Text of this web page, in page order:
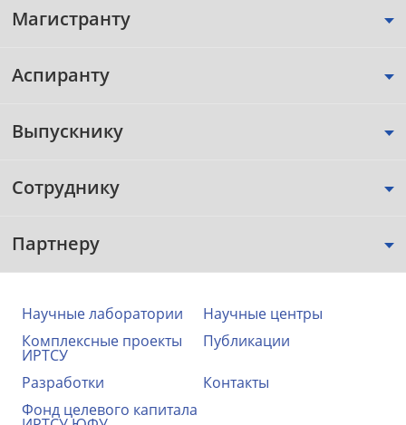
Магистранту
Аспиранту
Выпускнику
Сотруднику
Партнеру
Научные лаборатории
Научные центры
Комплексные проекты
ИРТСУ
Публикации
Разработки
Контакты
Фонд целевого капитала